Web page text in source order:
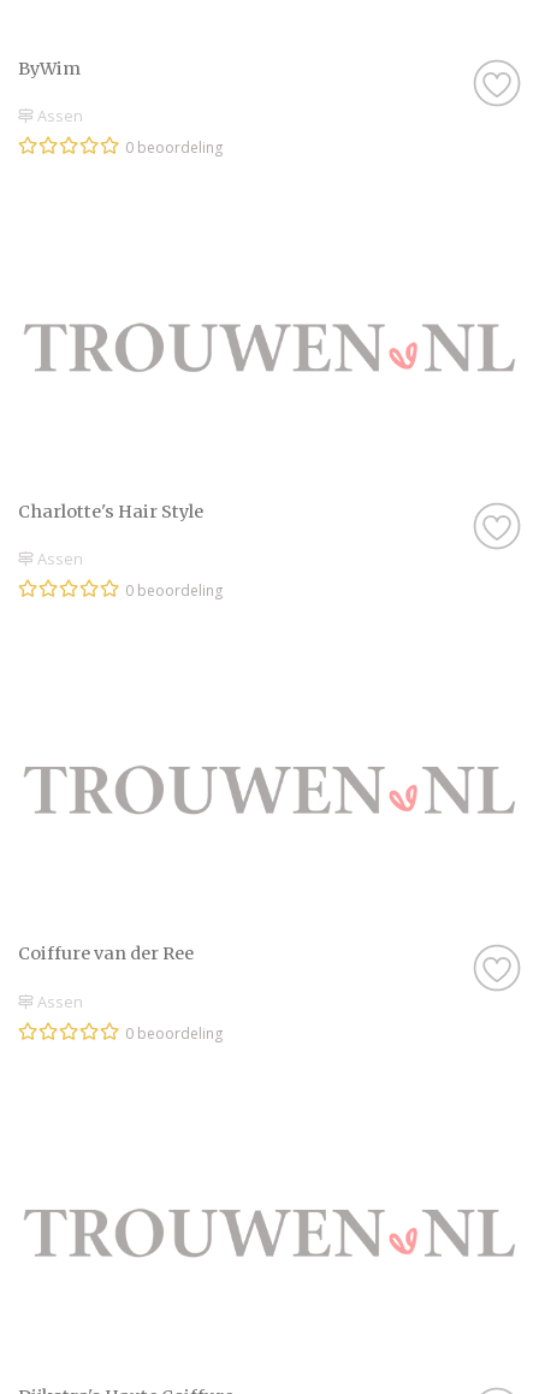
ByWim
Assen
0 beoordeling
Charlotte's Hair Style
Assen
0 beoordeling
Coiffure van der Ree
Assen
0 beoordeling